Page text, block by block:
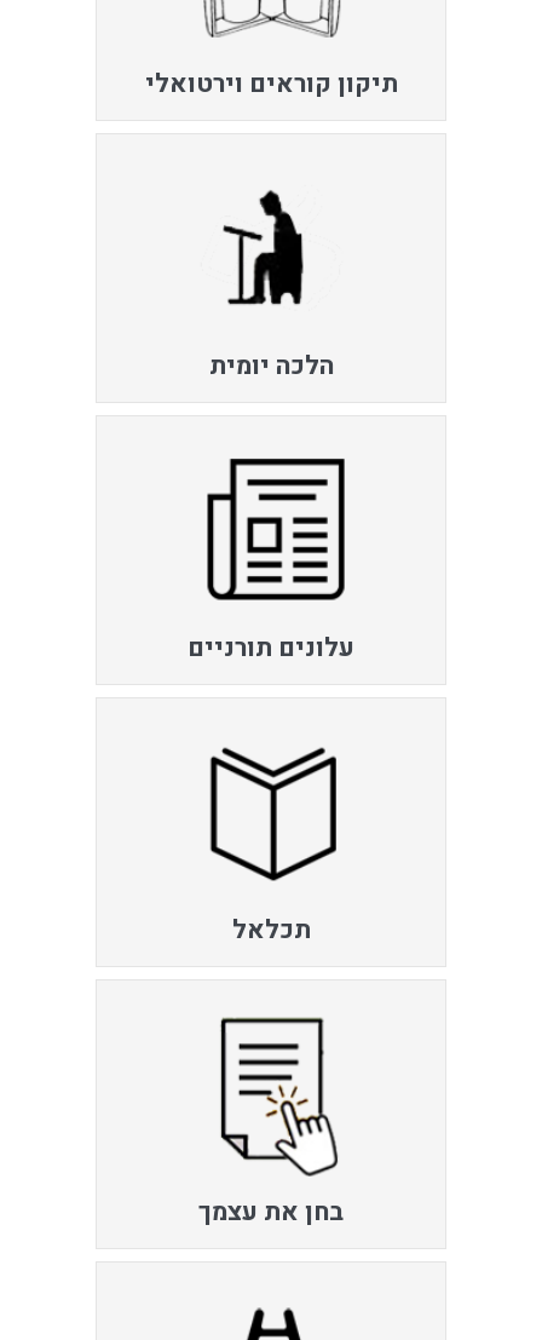
תיקון קוראים וירטואלי
הלכה יומית
עלונים תורניים
תכלאל
בחן את עצמך